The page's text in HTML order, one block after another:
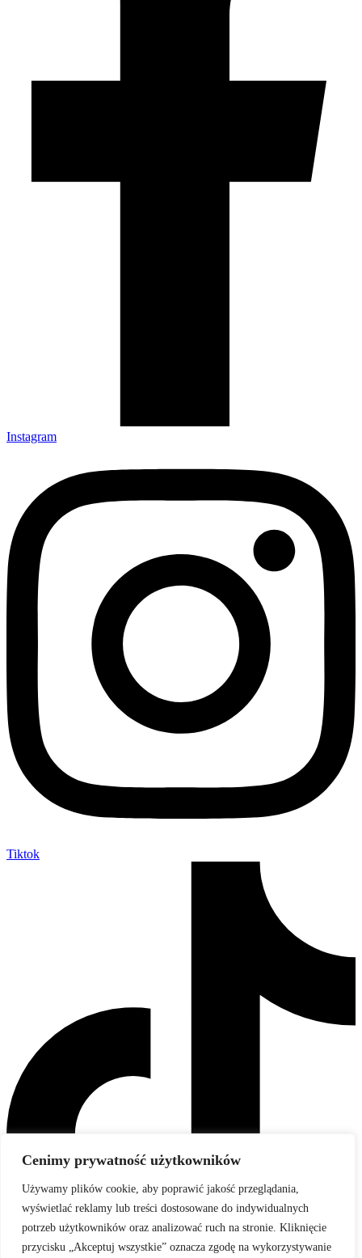
Cenimy prywatność użytkowników
Używamy plików cookie, aby poprawić jakość przeglądania,
wyświetlać reklamy lub treści dostosowane do indywidualnych
potrzeb użytkowników oraz analizować ruch na stronie. Kliknięcie
przycisku „Akceptuj wszystkie” oznacza zgodę na wykorzystywanie
Instagram
Tiktok